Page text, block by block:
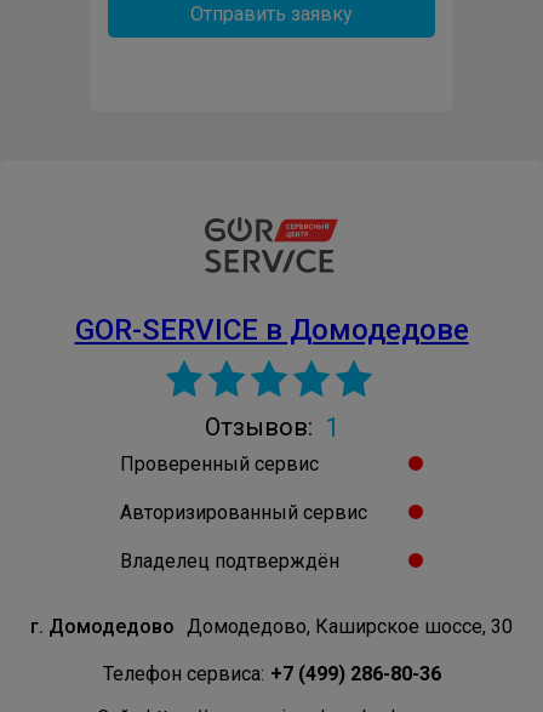
GOR-SERVICE в Домодедове
Отзывов: 1
Проверенный сервис
Авторизированный сервис
Владелец подтверждён
г. Домодедово Домодедово, Каширское шоссе, 30
Телефон сервиса: +7 (499) 286-80-36
Отправить заявку